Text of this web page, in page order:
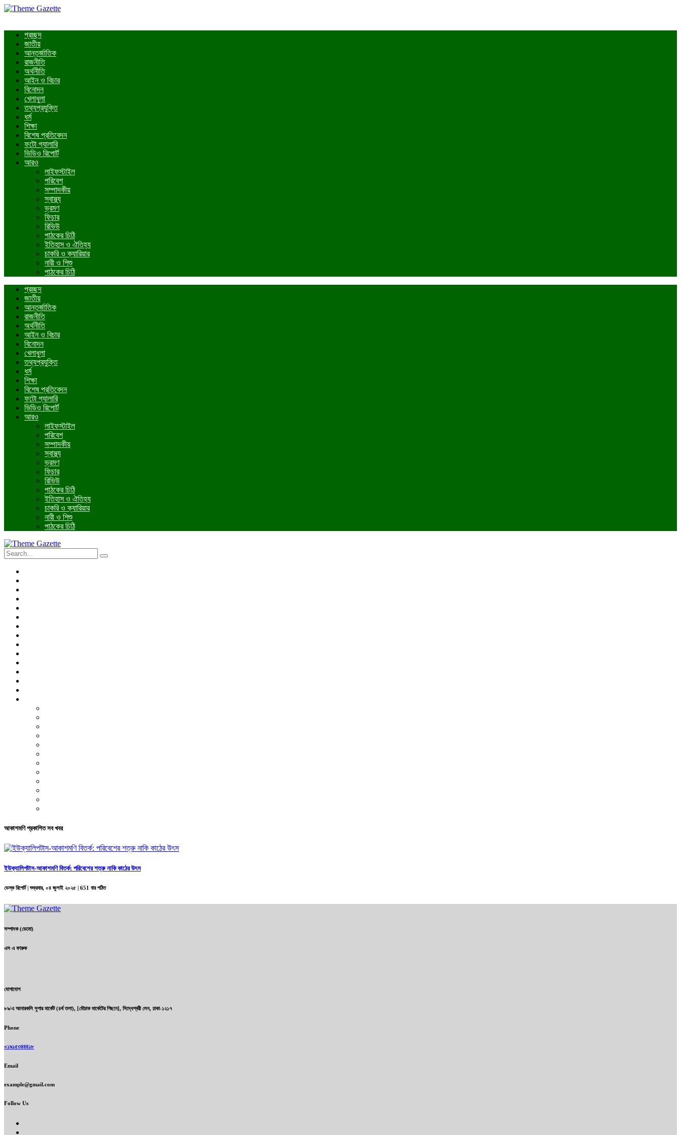
প্রচ্ছদ
জাতীয়
আন্তর্জাতিক
রাজনীতি
অর্থনীতি
আইন ও বিচার
বিনোদন
খেলাধুলা
তথ্যপ্রযুক্তি
ধর্ম
শিক্ষা
বিশেষ প্রতিবেদন
ফটো গ্যালারি
ভিডিও রিপোর্ট
আরও
লাইফস্টাইল
পরিবেশ
সম্পাদকীয়
স্বাস্থ্য
ভ্রমণ
ফিচার
রিভিউ
পাঠকের চিঠি
ইতিহাস ও ঐতিহ্য
চাকরি ও ক্যারিয়ার
নারী ও শিশু
পাঠকের চিঠি
প্রচ্ছদ
জাতীয়
আন্তর্জাতিক
রাজনীতি
অর্থনীতি
আইন ও বিচার
বিনোদন
খেলাধুলা
তথ্যপ্রযুক্তি
ধর্ম
শিক্ষা
বিশেষ প্রতিবেদন
ফটো গ্যালারি
ভিডিও রিপোর্ট
আরও
লাইফস্টাইল
পরিবেশ
সম্পাদকীয়
স্বাস্থ্য
ভ্রমণ
ফিচার
রিভিউ
পাঠকের চিঠি
ইতিহাস ও ঐতিহ্য
চাকরি ও ক্যারিয়ার
নারী ও শিশু
পাঠকের চিঠি
আকাশমণি প্রকাশিত সব খবর
ইউক্যালিপটাস-আকাশমণি বিতর্ক: পরিবেশের শত্রু নাকি কাঠের উৎস
ডেস্ক রিপোর্ট | শুক্রবার, ০৪ জুলাই ২০২৫ | 651 বার পঠিত
সম্পাদক (ডেমো)
এস এ ফারুক
যোগাযোগ
৮৯/এ আনারকলি সুপার মার্কেট (৪র্থ তলা), [মৌচাক মার্কেটের পিছনে], সিদ্ধেশ্বরী লেন, ঢাকা-১২১৭
Phone
০১৯১৫৩৪৪৪১৮
Email
example@gmail.com
Follow Us